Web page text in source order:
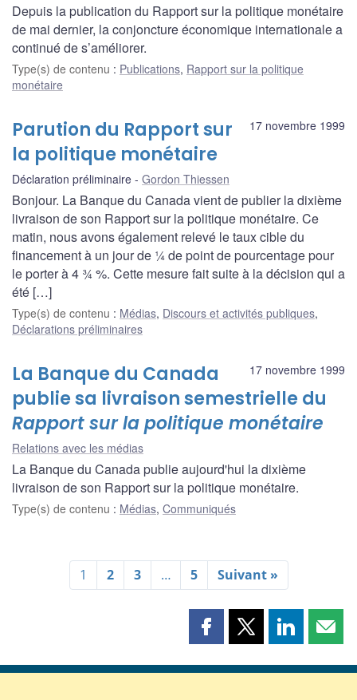
Depuis la publication du Rapport sur la politique monétaire
de mai dernier, la conjoncture économique internationale a
continué de s’améliorer.
Type(s) de contenu : Publications, Rapport sur la politique
monétaire
17 novembre 1999
Parution du Rapport sur
la politique monétaire
Déclaration préliminaire Gordon Thiessen
Bonjour. La Banque du Canada vient de publier la dixième
livraison de son Rapport sur la politique monétaire. Ce
matin, nous avons également relevé le taux cible du
financement à un jour de ¼ de point de pourcentage pour
le porter à 4 ¾ %. Cette mesure fait suite à la décision qui a
été […]
Type(s) de contenu : Médias, Discours et activités publiques,
Déclarations préliminaires
17 novembre 1999
La Banque du Canada
publie sa livraison semestrielle du
Rapport sur la politique monétaire
Relations avec les médias
La Banque du Canada publie aujourd'hui la dixième
livraison de son Rapport sur la politique monétaire.
Type(s) de contenu : Médias, Communiqués
1 2 3 … 5 Suivant »
Partager
page
Partager
page
Partager
page page